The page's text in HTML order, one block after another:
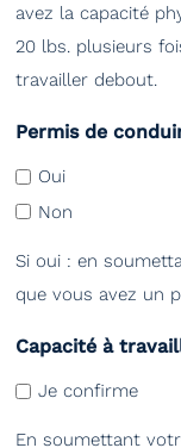
avez la capacité
20 lbs. plusieurs
travailler debout.
Permis de
Oui
Non
Si oui : en
que vous avez un
Capacité à
Je confirme
En soumettant